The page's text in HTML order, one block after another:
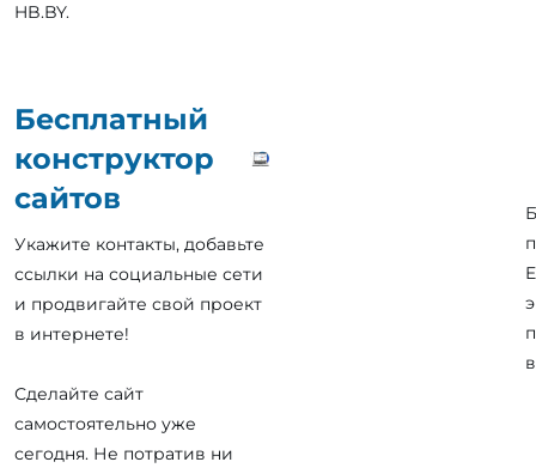
Бесплатный
конструктор
сайтов
Укажите контакты, добавьте
ссылки на социальные сети
и продвигайте свой проект
в интернете!
Сделайте сайт
самостоятельно уже
сегодня. Не потратив ни
HB.BY.